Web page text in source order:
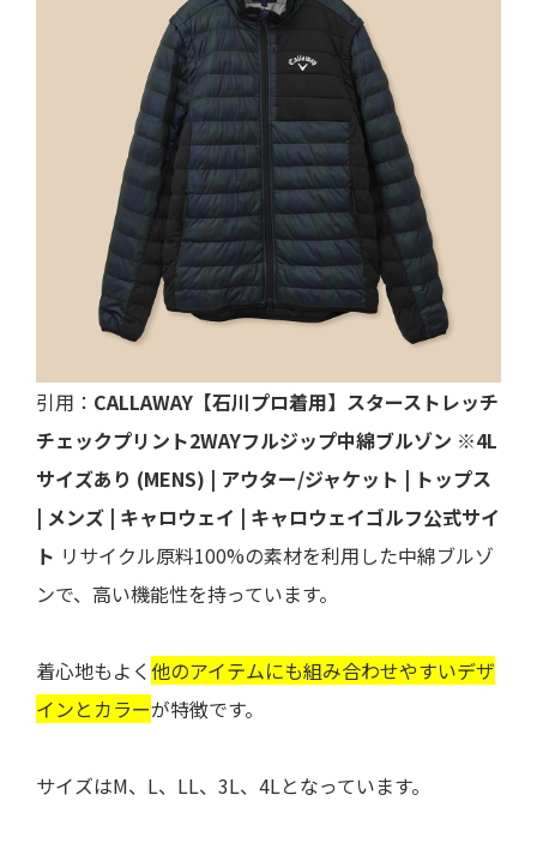
引用： CALLAWAY【石川プロ着用】スターストレッチ
チェックプリント2WAYフルジップ中綿ブルゾン ※4L
サイズあり (MENS) | アウター/ジャケット | トップス
| メンズ | キャロウェイ | キャロウェイゴルフ公式サイ
ト リサイクル原料100%の素材を利用した中綿ブルゾ
ンで、高い機能性を持っています。
着心地もよく他のアイテムにも組み合わせやすいデザ
インとカラーが特徴です。
サイズはM、L、LL、3L、4Lとなっています。